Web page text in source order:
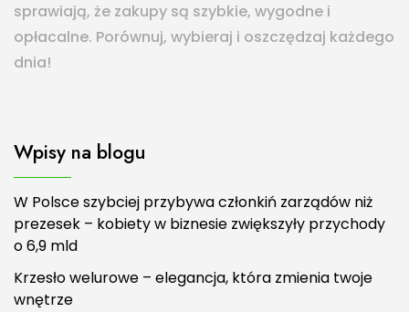
sprawiają, że zakupy są szybkie, wygodne i
opłacalne. Porównuj, wybieraj i oszczędzaj każdego
dnia!
Wpisy na blogu
W Polsce szybciej przybywa członkiń zarządów niż
prezesek – kobiety w biznesie zwiększyły przychody
o 6,9 mld
Krzesło welurowe – elegancja, która zmienia twoje
wnętrze